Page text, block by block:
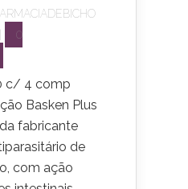
0
c/ 4 comp
Basken Plus
fabricante
de
com ação